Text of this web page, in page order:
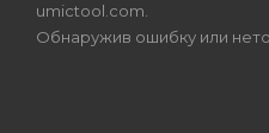
umictool.com.
Обнаружив ошибку или